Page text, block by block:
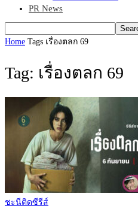
PR News
Home Tags เรื่องตลก 69
Tag: เรื่องตลก 69
ชะนีติดซีรีส์